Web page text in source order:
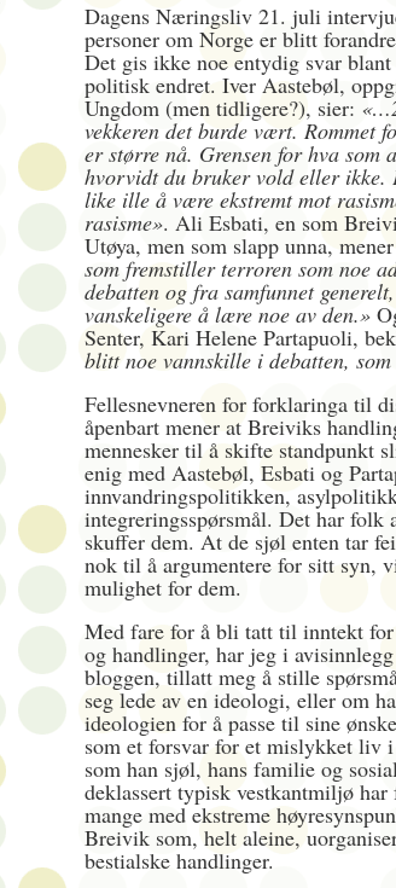
Dagens Næringsliv 21. juli
personer om Norge er blitt
Det gis ikke noe entydig svar
politisk endret. Iver Aastebøl,
Ungdom (men tidligere?), sier:
vekkeren det burde vært. Rommet
er større nå. Grensen for hva som
hvorvidt du bruker vold eller ikke.
like ille å være ekstremt mot
rasisme». Ali Esbati, en som
Utøya, men som slapp unna,
som fremstiller terroren som noe
debatten og fra samfunnet
vanskeligere å lære noe av den.»
Senter, Kari Helene Partapuoli,
blitt noe vannskille i debatten,
Fellesnevneren for forklaringa til
åpenbart mener at Breiviks
mennesker til å skifte standpunkt
enig med Aastebøl, Esbati og
innvandringspolitikken,
integreringsspørsmål. Det har
skuffer dem. At de sjøl enten tar
nok til å argumentere for sitt syn,
mulighet for dem.
Med fare for å bli tatt til inntekt
og handlinger, har jeg i
bloggen, tillatt meg å stille
seg lede av en ideologi, eller om
ideologien for å passe til sine
som et forsvar for et mislykket liv
som han sjøl, hans familie og
deklassert typisk vestkantmiljø
mange med ekstreme
Breivik som, helt aleine,
bestialske handlinger.